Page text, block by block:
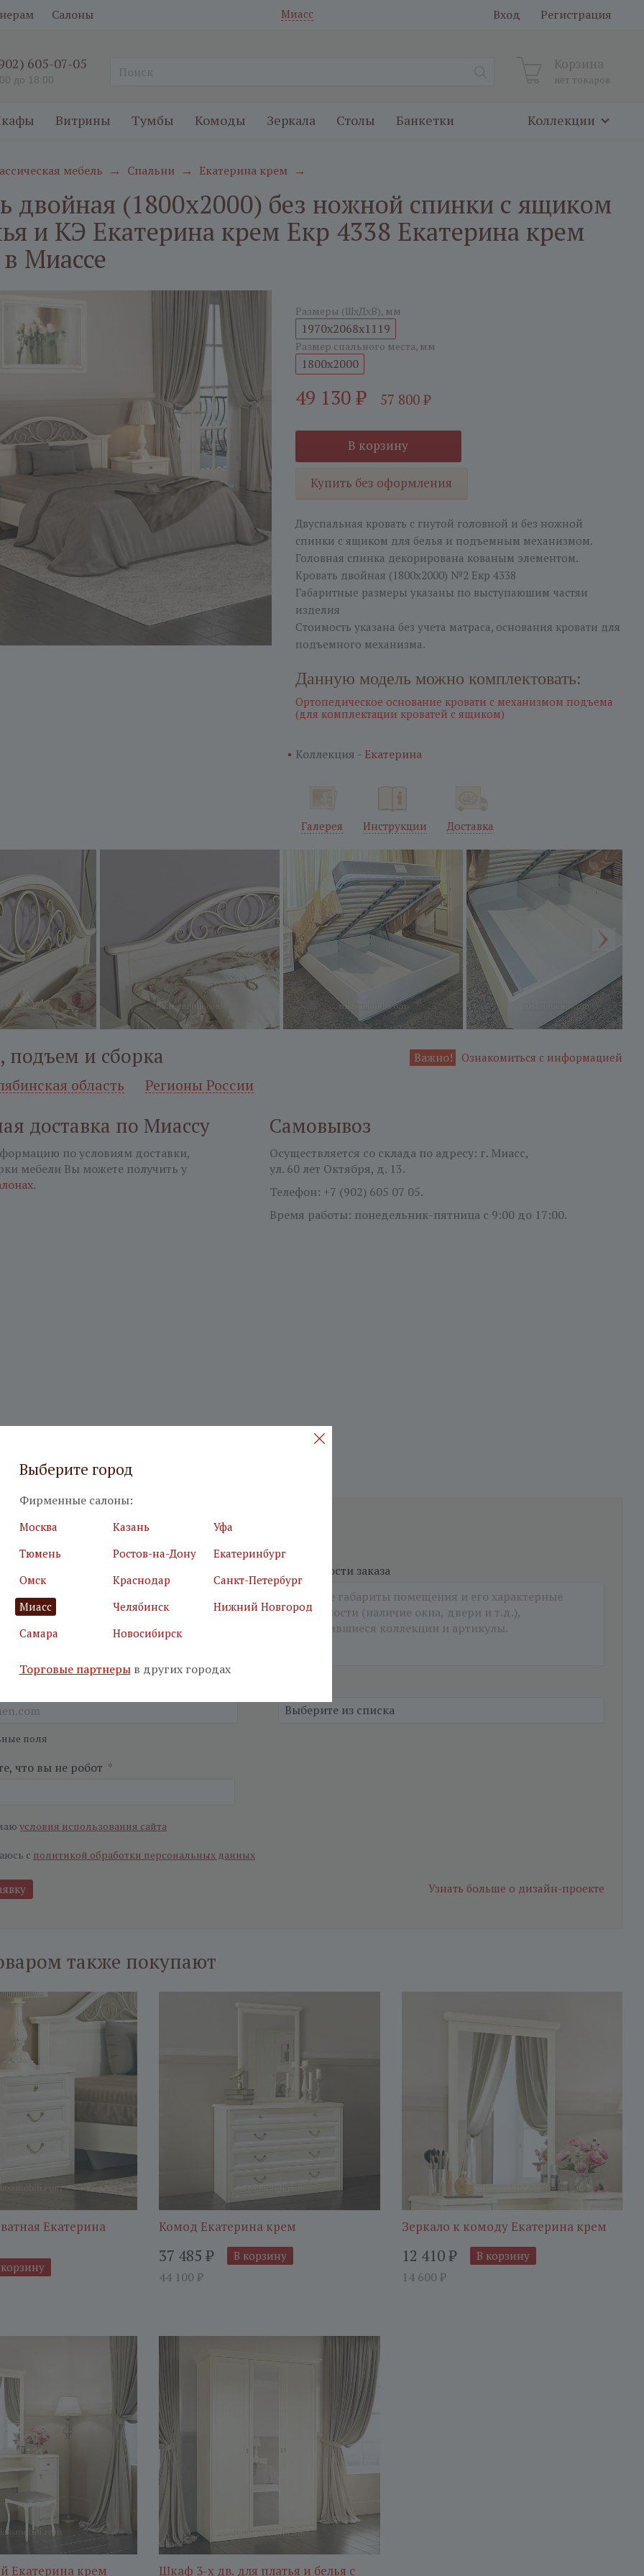
Салоны Миасс Вход Регистрация
605-07-05
до 18:00
Корзина
нет товаров
Витрины Тумбы Комоды Зеркала Столы Банкетки Коллекции
мебель → Спальни → Екатерина крем →
двойная (1800х2000) без ножной спинки с ящиком
и КЭ Екатерина крем Екр 4338 Екатерина крем
Миассе
Размеры (ШxДxВ), мм
1970x2068x1119
Размер спального места, мм
1800x2000
49 130₽ 57 800₽
В корзину
Купить без оформления
Двуспальная кровать с гнутой головной и без ножной
спинки с ящиком для белья и подъемным механизмом.
Головная спинка декорирована кованым элементом.
Кровать двойная (1800х2000) №2 Екр 4338
Габаритные размеры указаны по выступаюшим частяи
изделия
Стоимость указана без учета матраса, основания кровати для
подъемного механизма.
Данную модель можно комплектовать:
Ортопедическое основание кровати с механизмом подъема
(для комплектации кроватей с ящиком)
Коллекция - Екатерина
Галерея Инструкции Доставка
подъем и сборка Важно! Ознакомиться с информацией
область Регионы России
доставка по Миассу
по условиям доставки,
мебели Вы можете получить у
.
Самовывоз
Осуществляется со склада по адресу: г. Миасс,
ул. 60 лет Октября, д. 13.
Телефон: +7 (902) 605 07 05.
Время работы: понедельник-пятница с 9:00 до 17:00.
бесплатный дизайн-проект
почта
Подробности заказа
поля
что вы не робот *
условия использования сайта
с политикой обработки персональных данных
Узнать больше о дизайн-проекте
также покупают
Екатерина
Комод Екатерина крем
37 485 ₽
44 100 ₽
В корзину
Зеркало к комоду Екатерина крем
12 410₽
14 600 ₽
В корзину
Екатерина крем Шкаф 3-х дв. для платья и белья с
Выберите город
Фирменные салоны:
Москва Казань
Уфа
Тюмень
Ростов-на-Дону
Екатеринбург
Омск
Краснодар
Санкт-Петербург
Миасс
Челябинск
Нижний Новгород
Самара
Новосибирск
Торговые партнерыв других городах